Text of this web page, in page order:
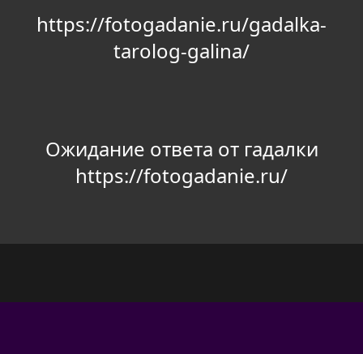
https://fotogadanie.ru/gadalka-
tarolog-galina/
Ожидание ответа от гадалки
https://fotogadanie.ru/